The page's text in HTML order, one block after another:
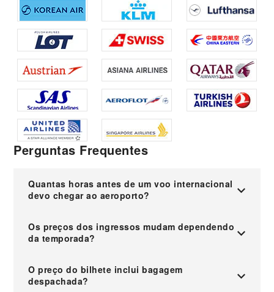
Perguntas Frequentes
Quantas horas antes de um voo internacional
devo chegar ao aeroporto?
Os preços dos ingressos mudam dependendo
da temporada?
O preço do bilhete inclui bagagem
despachada?